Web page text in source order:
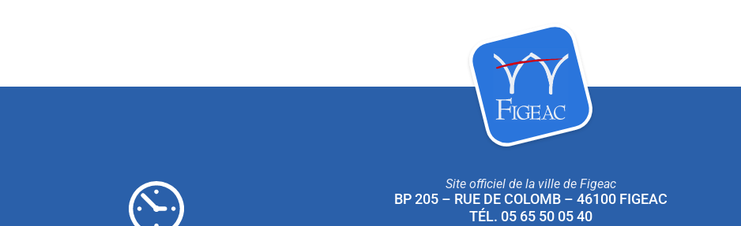
Site officiel de la ville de Figeac
BP 205 – RUE DE COLOMB – 46100 FIGEAC
TÉL. 05 65 50 05 40